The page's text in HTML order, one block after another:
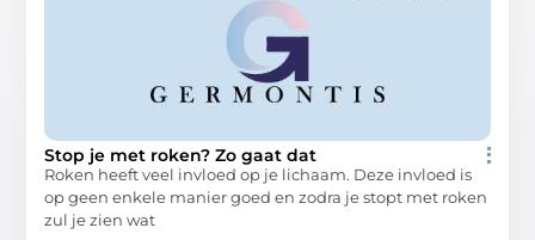
Stop je met roken? Zo gaat dat
Roken heeft veel invloed op je lichaam. Deze invloed is
op geen enkele manier goed en zodra je stopt met roken
zul je zien wat